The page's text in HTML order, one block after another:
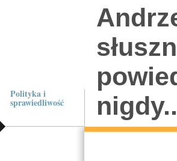
Polityka i
sprawiedliwość